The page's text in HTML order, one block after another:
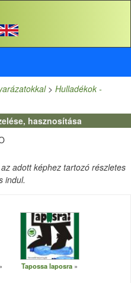
> Hulladékok -
hasznosítása
adott képhez tartozó részletes
indul.
Tapossa laposra